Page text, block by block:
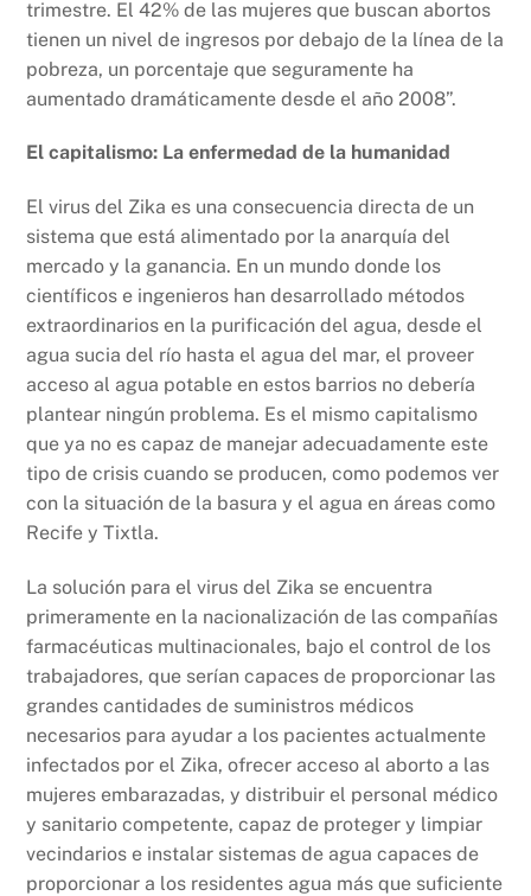
trimestre. El 42% de las mujeres que buscan abortos
tienen un nivel de ingresos por debajo de la línea de la
pobreza, un porcentaje que seguramente ha
aumentado dramáticamente desde el año 2008”.
El capitalismo: La enfermedad de la humanidad
El virus del Zika es una consecuencia directa de un
sistema que está alimentado por la anarquía del
mercado y la ganancia. En un mundo donde los
científicos e ingenieros han desarrollado métodos
extraordinarios en la purificación del agua, desde el
agua sucia del río hasta el agua del mar, el proveer
acceso al agua potable en estos barrios no debería
plantear ningún problema. Es el mismo capitalismo
que ya no es capaz de manejar adecuadamente este
tipo de crisis cuando se producen, como podemos ver
con la situación de la basura y el agua en áreas como
Recife y Tixtla.
La solución para el virus del Zika se encuentra
primeramente en la nacionalización de las compañías
farmacéuticas multinacionales, bajo el control de los
trabajadores, que serían capaces de proporcionar las
grandes cantidades de suministros médicos
necesarios para ayudar a los pacientes actualmente
infectados por el Zika, ofrecer acceso al aborto a las
mujeres embarazadas, y distribuir el personal médico
y sanitario competente, capaz de proteger y limpiar
vecindarios e instalar sistemas de agua capaces de
proporcionar a los residentes agua más que suficiente